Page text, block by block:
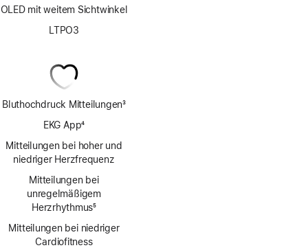
OLED mit weitem Sichtwinkel
LTPO3
Bluthochdruck Mitteilungen3
EKG App4
Mitteilungen bei hoher und
niedriger Herzfrequenz
Mitteilungen bei
unregelmäßigem
Herzrhythmus5
Mitteilungen bei niedriger
Cardio­fitness